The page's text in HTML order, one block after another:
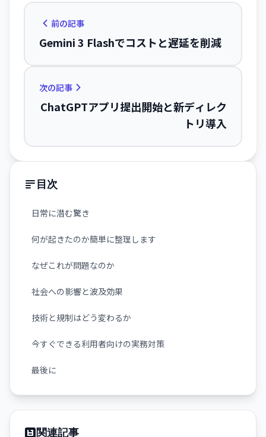
前の記事
Gemini 3 Flashでコストと遅延を削減
次の記事
ChatGPTアプリ提出開始と新ディレク
トリ導入
目次
日常に潜む驚き
何が起きたのか簡単に整理します
なぜこれが問題なのか
社会への影響と波及効果
技術と規制はどう変わるか
今すぐできる利用者向けの実務対策
最後に
関連記事